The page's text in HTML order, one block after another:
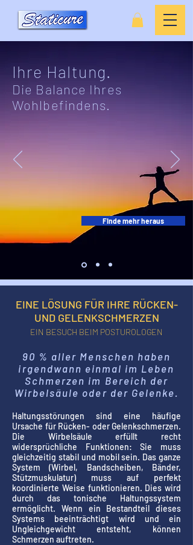
Ihre Haltung.
Die Balance Ihres
Wohlbefindens.
Finde mehr heraus
EINE LÖSUNG FÜR IHRE RÜCKEN-
UND GELENKSCHMERZEN
EIN BESUCH BEIM POSTUROLOGEN
90 % aller Menschen haben
irgendwann einmal im Leben
Schmerzen im Bereich der
Wirbelsäule oder der Gelenke.
Haltungsstörungen sind eine häufige
Ursache für Rücken- oder Gelenkschmerzen.
Die Wirbelsäule erfüllt recht
widersprüchliche Funktionen: Sie muss
gleichzeitig stabil und mobil sein. Das ganze
System (Wirbel, Bandscheiben, Bänder,
Stützmuskulatur) muss auf perfekt
koordinierte Weise funktionieren. Dies wird
durch das tonische Haltungssystem
ermöglicht. Wenn ein Bestandteil dieses
Systems beeinträchtigt wird und ein
Ungleichgewicht entsteht, können
Schmerzen auftreten.